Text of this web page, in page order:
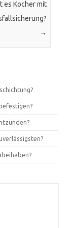
es Kocher mit
→